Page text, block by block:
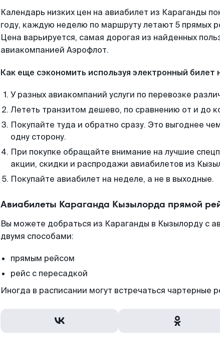
Календарь низких цен на авиабилет из Караганды
году, каждую неделю по маршруту летают 5 прямых
Цена варьируется, самая дорогая из найденных
авиакомпанией Аэрофлот.
Как еще сэкономить используя электронный билет
У разных авиакомпаний услуги по перевозке
Лететь транзитом дешево, по сравнению от и до
Покупайте туда и обратно сразу. Это выгоднее
одну сторону.
При покупке обращайте внимание на лучшие
акции, скидки и распродажи авиабилетов из
Покупайте авиабилет на неделе, а не в выходные.
Авиабилеты Караганда Кызылорда прямой
Вы можете добраться из Караганды в Кызылорду с
двумя способами:
прямым рейсом
рейс с пересадкой
Иногда в расписании могут встречаться чартерные